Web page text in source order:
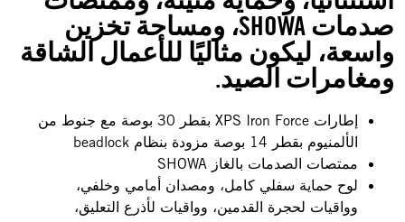
صدمات SHOWA، ومساحة تخزين
واسعة، ليكون مثاليًا للأعمال الشاقة
ومغامرات الصيد.
إطارات XPS Iron Force بقطر 30 بوصة مع جنوط من
الألمنيوم بقطر 14 بوصة مزودة بنظام beadlock
ممتصات الصدمات بالغاز SHOWA
لوح حماية سفلي كامل، ومصدان أمامي وخلفي،
وواقيات لحجرة القدمين، وواقيات لأذرع التعليق،